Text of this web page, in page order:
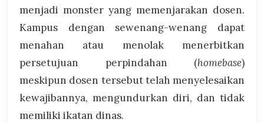
menjadi monster yang memenjarakan dosen.
Kampus dengan sewenang-wenang dapat
menahan atau menolak menerbitkan
persetujuan perpindahan (homebase)
meskipun dosen tersebut telah menyelesaikan
kewajibannya, mengundurkan diri, dan tidak
memiliki ikatan dinas.